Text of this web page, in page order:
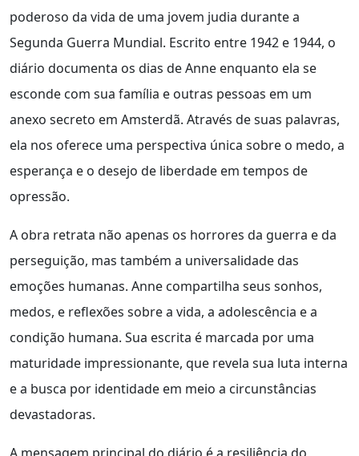
poderoso da vida de uma jovem judia durante a
Segunda Guerra Mundial. Escrito entre 1942 e 1944, o
diário documenta os dias de Anne enquanto ela se
esconde com sua família e outras pessoas em um
anexo secreto em Amsterdã. Através de suas palavras,
ela nos oferece uma perspectiva única sobre o medo, a
esperança e o desejo de liberdade em tempos de
opressão.
A obra retrata não apenas os horrores da guerra e da
perseguição, mas também a universalidade das
emoções humanas. Anne compartilha seus sonhos,
medos, e reflexões sobre a vida, a adolescência e a
condição humana. Sua escrita é marcada por uma
maturidade impressionante, que revela sua luta interna
e a busca por identidade em meio a circunstâncias
devastadoras.